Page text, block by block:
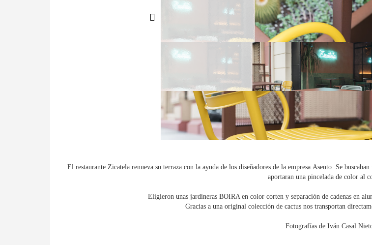
El restaurante Zicatela renueva su terraza con la ayuda de los diseñadores de la empresa Asento. Se
aportaran una pincelada de color al
Eligieron unas jardineras BOIRA en color corten y separación de cadenas en
Gracias a una original colección de cactus nos transportan
Fotografías de Iván Casal